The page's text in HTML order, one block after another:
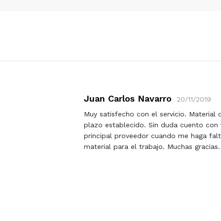
Juan Carlos Navarro
20/11/2019
Muy satisfecho con el servicio. Material
plazo establecido. Sin duda cuento con
principal proveedor cuando me haga
material para el trabajo. Muchas gracias.